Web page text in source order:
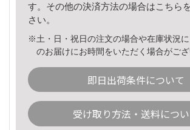
す。その他の決済方法の場合はこちら
さい。
※土・日・祝日の注文の場合や在庫状況
のお届けにお時間をいただく場合がござ
即日出荷条件について
受け取り方法・送料につ